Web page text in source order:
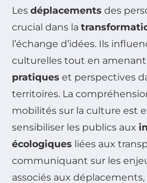
Les déplacements des
crucial dans la
l’échange d’idées. Ils
culturelles tout en
pratiques et perspectives
territoires. La
mobilités sur la culture est
sensibiliser les publics aux
écologiques liées aux
communiquant sur les
associés aux